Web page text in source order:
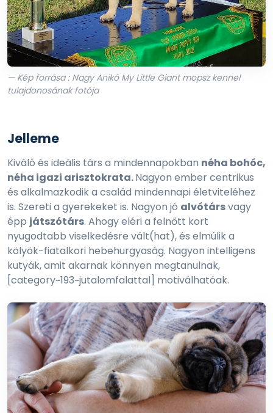
— Kép forrása : Nagy Anikó My Little Giant mopsz kennel
tulajdonosának fotója
Jelleme
Kiváló és ideális társ a mindennapokban néha bohóc,
néha igazi arisztokrata.Nagyon ember centrikus
és alkalmazkodik a család mindennapi életviteléhez
is. Szereti a gyerekeket is. Nagyon jó alvótársvagy
épp játszótárs. Ahogy eléri a felnőtt kort
nyugodtabb viselkedésre vált(hat), és elmúlik a
kölyök-fiatalkori hebehurgyaság. Nagyon intelligens
kutyák, amit akarnak könnyen megtanulnak,
[category~193~jutalomfalattal] motiválhatóak.